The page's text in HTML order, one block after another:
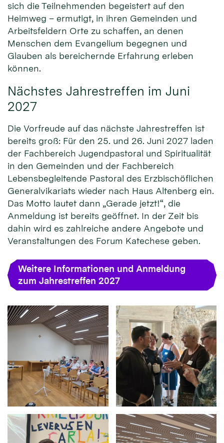
sich die Teilnehmenden begeistert auf den
Heimweg – ermutigt, in ihren Gemeinden und
Arbeitsfeldern Orte zu schaffen, an denen
Menschen dem Evangelium begegnen und
Glauben als bereichernde Erfahrung erleben
können.
Nächstes Jahrestreffen im Juni
2027
Die Vorfreude auf das nächste Jahrestreffen ist
bereits groß: Für den 25. und 26. Juni 2027 laden
der Fachbereich Jugendpastoral und Spiritualität
in den Gemeinden und der Fachbereich
Lebensbegleitende Pastoral des Erzbischöflichen
Generalvikariats wieder nach Haus Altenberg ein.
Das Motto lautet dann „Gerade jetzt!“, die
Anmeldung ist bereits geöffnet. In der Zeit bis
dahin wird es zahlreiche andere Angebote und
Veranstaltungen des Forum Katechese geben.
Weitere Informationen und Anmeldung
zum Jahrestreffen 2027